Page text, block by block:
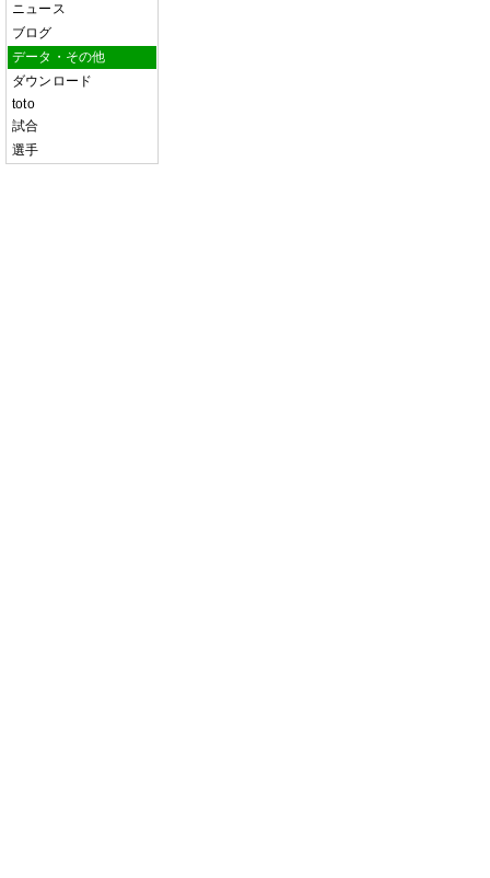
ニュース
ブログ
データ・その他
ダウンロード
toto
試合
選手